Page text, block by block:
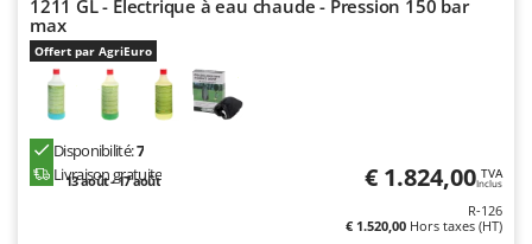
1211 GL - Électrique à eau chaude - Pression 150 bar
max
Offert par AgriEuro
Disponibilité:7
Livraison gratuite
13 août - 17 août € 1.824,00 TVA
Inclus
R-126
€ 1.520,00 Hors taxes (HT)